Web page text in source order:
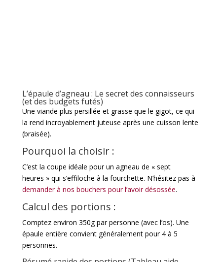
L’épaule d’agneau : Le secret des connaisseurs
(et des budgets futés)
Une viande plus persillée et grasse que le gigot, ce qui
la rend incroyablement juteuse après une cuisson lente
(braisée).
Pourquoi la choisir :
C’est la coupe idéale pour un agneau de « sept
heures » qui s’effiloche à la fourchette. N’hésitez pas à
demander à nos bouchers pour l’avoir désossée.
Calcul des portions :
Comptez environ 350g par personne (avec l’os). Une
épaule entière convient généralement pour 4 à 5
personnes.